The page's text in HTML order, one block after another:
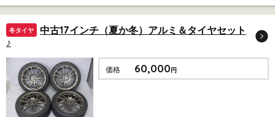
冬タイヤ
中古17インチ（夏か冬）アルミ＆タイヤセット
♪
価格 60,000円